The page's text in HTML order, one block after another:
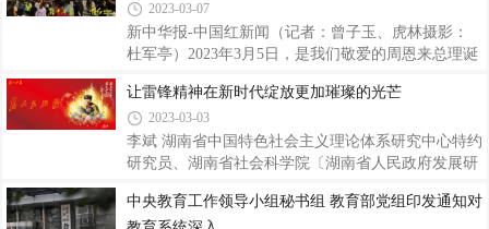
指定了出路，是过去和今后中国自强和自救的真正方
向，为我们的前进奋斗亮起了航行明灯。此文当年在
湖南一师广为流传和誊抄，后几度失传，解放后和文
师当年同学的后代在先辈的遗物发现并传出。《心之
力》写于1917年，毛泽东24岁，已初现大志和治
2023-03-07
新中华报-中国红新闻（记者：曾子玉、虎林摄影：
杜军亭）2023年3月5日，是我们敬爱的周恩来总理诞
各地各界群众近千人，陆续自发赶到滨州黄河大桥周
恩来总理骨灰撒放地纪念碑前，怀着无限的崇敬和爱
戴之情，参加周恩来总理诞辰125周年纪念活动。纪
念活动前后，在活动议程之外，山东龙口“怀周团”孙
诞辰日，从龙口来到滨州为总理献上精美蛋糕、糕
让雷锋精神在新时代绽放更加璀璨的光芒
2023-03-03
李斌 湖南省中国特色社会主义理论体系研究中心特约
研究员、湖南省社会科学院〔湖南省人民政府发展研
入开展学雷锋活动作出重要指示强调：“今年是毛泽
中央教育工作领导小组秘书组 教育部党组印发通知对